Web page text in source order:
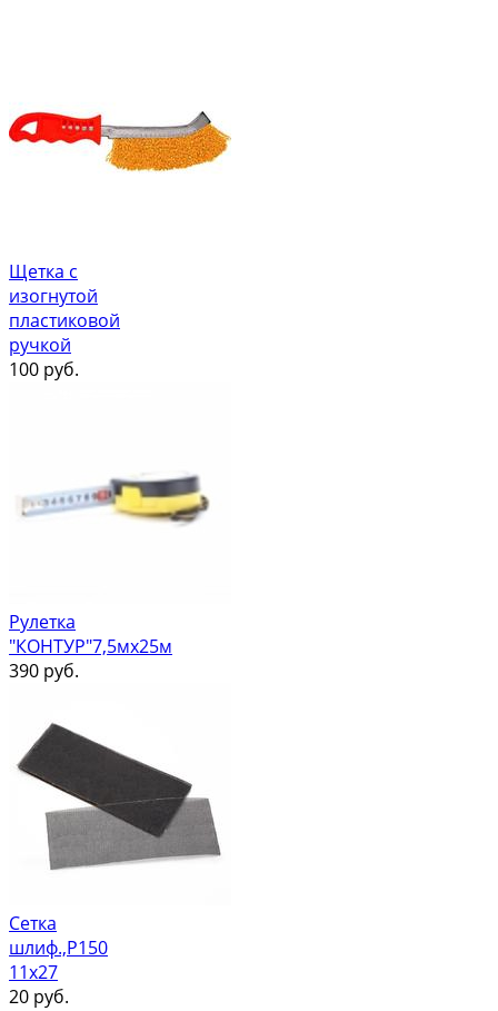
Щетка с
изогнутой
пластиковой
ручкой
100 руб.
Рулетка
"КОНТУР"7,5мх25м
390 руб.
Сетка
шлиф.,Р150
11х27
20 руб.